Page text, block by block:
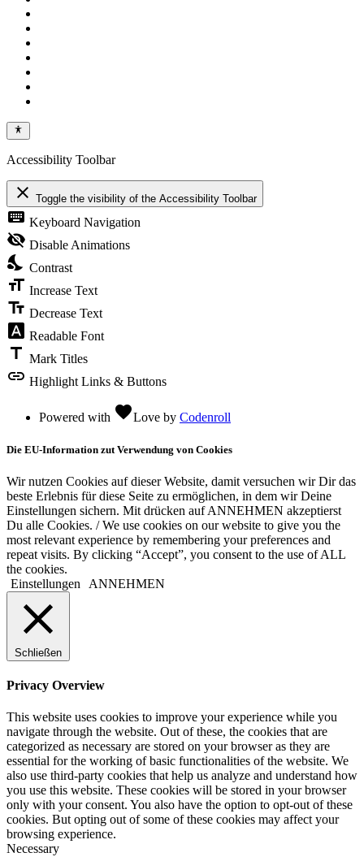
Accessibility Toolbar
close Toggle the visibility of the Accessibility Toolbar
keyboard Keyboard Navigation
visibility_off Disable Animations
nights_stay Contrast
format_size Increase Text
text_fields Decrease Text
font_download Readable Font
title Mark Titles
link Highlight Links & Buttons
Powered with favoriteLove by Codenroll
Die EU-Information zut Verwendung von Cookies
Wir nutzen Cookies auf dieser Website, damit versuchen wir Dir das
beste Erlebnis für diese Seite zu ermöglichen, in dem wir Deine
Einstellungen sichern. Mit drücken auf ANNEHMEN akzeptierst
Du alle Cookies. / We use cookies on our website to give you the
most relevant experience by remembering your preferences and
repeat visits. By clicking “Accept”, you consent to the use of ALL
the cookies.
Einstellungen
ANNEHMEN
Schließen
Privacy Overview
This website uses cookies to improve your experience while you
navigate through the website. Out of these, the cookies that are
categorized as necessary are stored on your browser as they are
essential for the working of basic functionalities of the website. We
also use third-party cookies that help us analyze and understand how
you use this website. These cookies will be stored in your browser
only with your consent. You also have the option to opt-out of these
cookies. But opting out of some of these cookies may affect your
browsing experience.
Necessary